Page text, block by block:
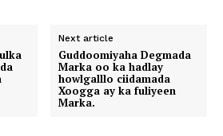
Next article
Guddoomiyaha Degmada
Marka oo ka hadlay
howlgalllo ciidamada
Xoogga ay ka fuliyeen
Marka.